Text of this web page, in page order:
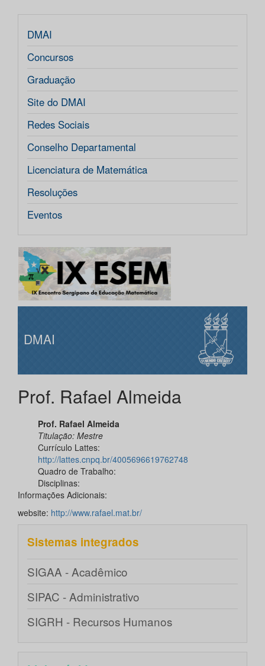
DMAI
Concursos
Graduação
Site do DMAI
Redes Sociais
Conselho Departamental
Licenciatura de Matemática
Resoluções
Eventos
DMAI
Prof. Rafael Almeida
Prof. Rafael Almeida
Titulação: Mestre
Currículo Lattes:
http://lattes.cnpq.br/4005696619762748
Quadro de Trabalho:
Disciplinas:
Informações Adicionais:
website: http://www.rafael.mat.br/
Sistemas integrados
SIGAA - Acadêmico
SIPAC - Administrativo
SIGRH - Recursos Humanos